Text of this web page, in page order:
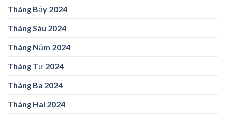
Tháng Bảy 2024
Tháng Sáu 2024
Tháng Năm 2024
Tháng Tư 2024
Tháng Ba 2024
Tháng Hai 2024